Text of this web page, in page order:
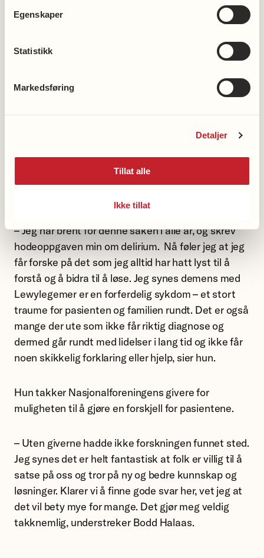
Egenskaper
Statistikk
Markedsføring
Detaljer
Tillat alle
Ikke tillat
forebygger sykdommens utvikling. Her og nå har vi
ingenting, understreker postdoktoren.
Opplevde demenssykdommen
på nært hold i ung alder
– Jeg har brent for denne saken i alle år, og skrev
hodeoppgaven min om delirium. Nå føler jeg at jeg
får forske på det som jeg alltid har hatt lyst til å
forstå og å bidra til å løse. Jeg synes demens med
Lewylegemer er en forferdelig sykdom – et stort
traume for pasienten og familien rundt. Det er også
mange der ute som ikke får riktig diagnose og
dermed går rundt med lidelser i lang tid og ikke får
noen skikkelig forklaring eller hjelp, sier hun.
Hun takker Nasjonalforeningens givere for
muligheten til å gjøre en forskjell for pasientene.
– Uten giverne hadde ikke forskningen funnet sted.
Jeg synes det er helt fantastisk at folk er villig til å
satse på oss og tror på ny og bedre kunnskap og
løsninger. Klarer vi å finne gode svar her, vet jeg at
det vil bety mye for mange. Det gjør meg veldig
takknemlig, understreker Bodd Halaas.